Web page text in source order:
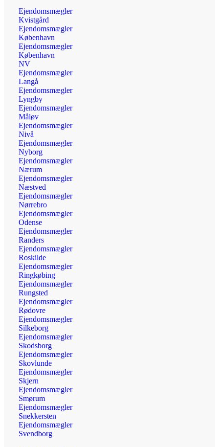
Ejendomsmægler
Kvistgård
Ejendomsmægler
København
Ejendomsmægler
København
NV
Ejendomsmægler
Langå
Ejendomsmægler
Lyngby
Ejendomsmægler
Måløv
Ejendomsmægler
Nivå
Ejendomsmægler
Nyborg
Ejendomsmægler
Nærum
Ejendomsmægler
Næstved
Ejendomsmægler
Nørrebro
Ejendomsmægler
Odense
Ejendomsmægler
Randers
Ejendomsmægler
Roskilde
Ejendomsmægler
Ringkøbing
Ejendomsmægler
Rungsted
Ejendomsmægler
Rødovre
Ejendomsmægler
Silkeborg
Ejendomsmægler
Skodsborg
Ejendomsmægler
Skovlunde
Ejendomsmægler
Skjern
Ejendomsmægler
Smørum
Ejendomsmægler
Snekkersten
Ejendomsmægler
Svendborg